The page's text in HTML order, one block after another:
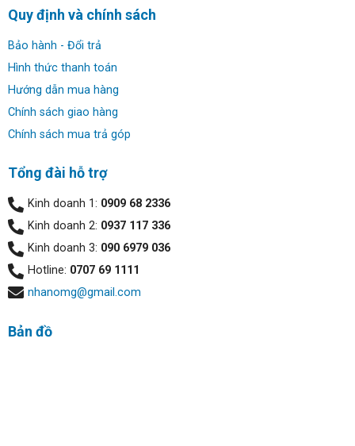
Quy định và chính sách
Bảo hành - Đổi trả
Hình thức thanh toán
Hướng dẫn mua hàng
Chính sách giao hàng
Chính sách mua trả góp
Tổng đài hỗ trợ
Kinh doanh 1: 0909 68 2336
Kinh doanh 2: 0937 117 336
Kinh doanh 3: 090 6979 036
Hotline: 0707 69 1111
nhanomg@gmail.com
Bản đồ